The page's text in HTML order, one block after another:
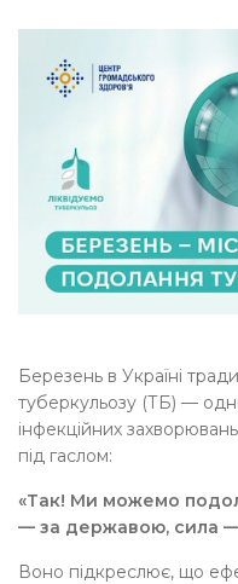
Березень в Україні
туберкульозу (ТБ) —
інфекційних
під гаслом:
«Так! Ми можемо
— за державою, сила
Воно підкреслює, що